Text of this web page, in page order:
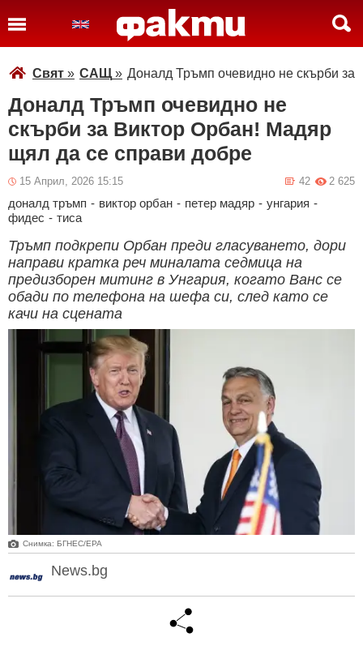
Свят » САЩ» Доналд Тръмп очевидно не скърби
Доналд Тръмп очевидно не
скърби за Виктор Орбан! Мадяр
щял да се справи добре
15 Април, 2026 15:15 2 625
42
доналд тръмп - виктор орбан - петер мадяр - унгария -
фидес - тиса
Тръмп подкрепи Орбан преди гласуването, дори
направи кратка реч миналата седмица на
предизборен митинг в Унгария, когато Ванс се
обади по телефона на шефа си, след като се
качи на сцената
Снимка: БГНЕС/ЕРА
News.bg